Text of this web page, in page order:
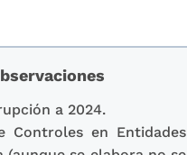
a 2024.
Controles en Entidades